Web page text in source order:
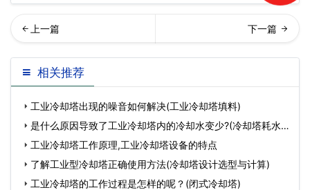
东冷却塔正常运转时需检查
事项…
水塔和冷却塔两者之间的差
别体现在哪些方面(冷
相关推荐
工业冷却塔出现的噪音如何解决(工业冷却塔填料)
是什么原因导致了工业冷却塔内的冷却水变少?(冷却塔耗水
量 工业冷却塔工作原理,工业冷却塔设备的特点
了解工业型冷却塔正确使用方法(冷却塔设计选型与计算)
工业冷却塔的工作过程是怎样的呢？(闭式冷却塔)